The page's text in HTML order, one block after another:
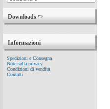
Downloads
Informazioni
Spedizioni e Consegna
Note sulla privacy
Condizioni di vendita
Contatti